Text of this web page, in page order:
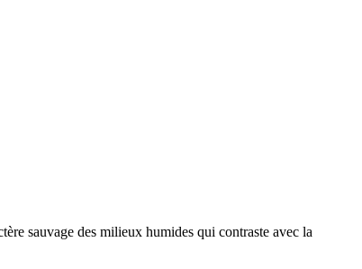
sauvage des milieux humides qui contraste avec la